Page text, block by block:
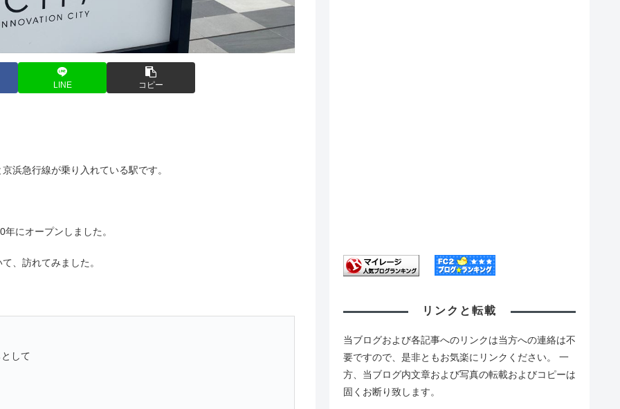
LINE コピー
浜急行線が乗り入れている駅です。
にオープンしました。
、訪れてみました。
して
リンクと転載
当ブログおよび各記事へのリンクは当方への連絡は不
要ですので、是非ともお気楽にリンクください。 一
方、当ブログ内文章および写真の転載およびコピーは
固くお断り致します。